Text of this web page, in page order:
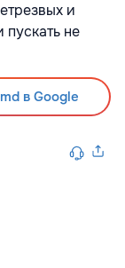
и
не
в Google